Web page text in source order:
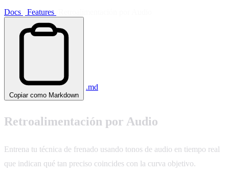
Docs
Features
Copiar como Markdown
.md
Retroalimentación por Audio
Entrena tu técnica de frenado usando tonos de audio en tiempo real
que indican qué tan preciso coincides con la curva objetivo.